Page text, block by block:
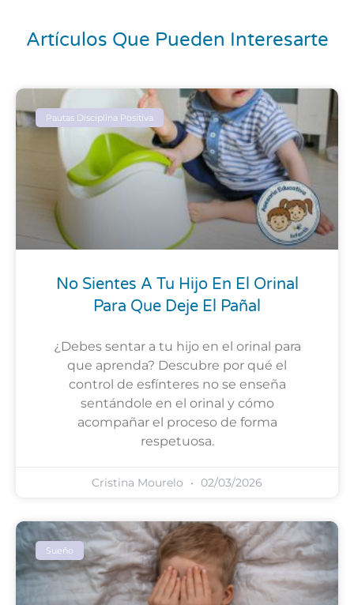
Artículos Que Pueden Interesarte
Pautas Disciplina Positiva
No Sientes A Tu Hijo En El Orinal
Para Que Deje El Pañal
¿Debes sentar a tu hijo en el orinal para
que aprenda? Descubre por qué el
control de esfínteres no se enseña
sentándole en el orinal y cómo
acompañar el proceso de forma
respetuosa.
Cristina Mourelo 02/03/2026
Sueño